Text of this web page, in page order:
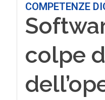
COMPETENZE
colpe